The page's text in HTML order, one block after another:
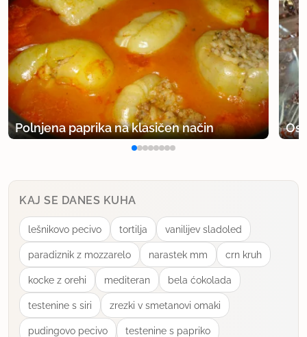
Polnjena paprika na klasičen način
KAJ SE DANES KUHA
lešnikovo pecivo tortilja vanilijev sladoled
paradiznik z mozzarelo narastek mm crn kruh
kocke z orehi mediteran bela ćokolada
testenine s siri zrezki v smetanovi omaki
pudingovo pecivo testenine s papriko